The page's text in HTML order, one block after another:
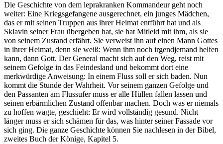
Die Geschichte von dem leprakranken Kommandeur geht noch
weiter: Eine Kriegsgefangene ausgerechnet, ein junges Mädchen,
das er mit seinen Truppen aus ihrer Heimat entführt hat und als
Sklavin seiner Frau übergeben hat, sie hat Mitleid mit ihm, als sie
von seinem Zustand erfährt. Sie verweist ihn auf einen Mann Gottes
in ihrer Heimat, denn sie weiß: Wenn ihm noch irgendjemand helfen
kann, dann Gott. Der General macht sich auf den Weg, reist mit
seinem Gefolge in das Feindesland und bekommt dort eine
merkwürdige Anweisung: In einem Fluss soll er sich baden. Nun
kommt die Stunde der Wahrheit. Vor seinem ganzen Gefolge und
den Passanten am Flussufer muss er alle Hüllen fallen lassen und
seinen erbärmlichen Zustand offenbar machen. Doch was er niemals
zu hoffen wagte, geschieht: Er wird vollständig gesund. Nicht
länger muss er sich schämen für das, was hinter seiner Fassade vor
sich ging. Die ganze Geschichte können Sie nachlesen in der Bibel,
zweites Buch der Könige, Kapitel 5.